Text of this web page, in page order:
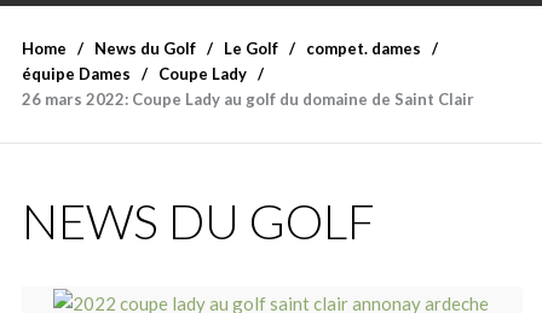
Home News du Golf Le Golf
compet. dames
équipe Dames
Coupe Lady
26 mars 2022: Coupe Lady au golf du domaine de Saint Clair
NEWS DU GOLF